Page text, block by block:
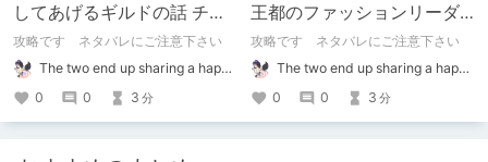
してあげるギルドの話 チャ
ート
攻略です ネタバレにご注意下さい
The two end up sharing a happy kiss【二人は幸せな接吻をして終了】
0
0 3 分
王都のファッションリーダ
ー～ チャート
攻略です ネタバレにご注意下さい
The two end up sharing a happy kiss【二人は幸せな接吻をして終了】
0
0 3 分